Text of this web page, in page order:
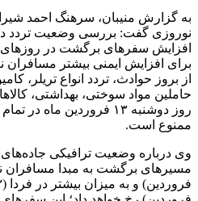
به گزارش منیبان، سرهنگ احمد
نوروزی گفت: بررسی وضعیت تردد در
افزایش سفرهای برگشت در روزهای
برای افزایش ایمنی بیشتر مسافران
از بروز حوادث، تردد انواع تریلر،
حاملین مواد سوختی، بهداشتی،
روز دوشنبه ۱۳ فروردین
ممنوع است.
وی درباره وضعیت ترافیکی